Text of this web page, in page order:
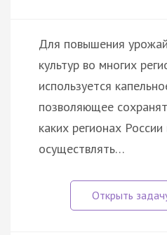
Для повышения
культур во многих
используется
позволяющее
каких регионах
осуществлять…